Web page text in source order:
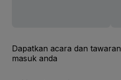
Dapatkan acara dan
masuk anda